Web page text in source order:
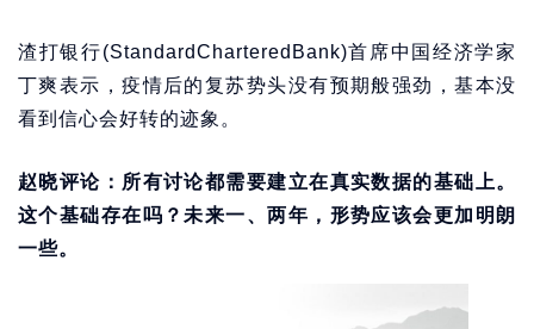
渣打银行(StandardCharteredBank)首席中国经济学家
丁爽表示，疫情后的复苏势头没有预期般强劲，基本没
看到信心会好转的迹象。
赵晓评论：所有讨论都需要建立在真实数据的基础上。
这个基础存在吗？未来一、两年，形势应该会更加明朗
一些。